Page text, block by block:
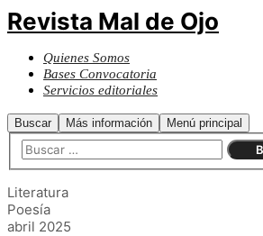
Revista Mal de Ojo
Quienes Somos
Bases Convocatoria
Servicios editoriales
Buscar Más información Menú principal
Literatura
Poesía
abril 2025